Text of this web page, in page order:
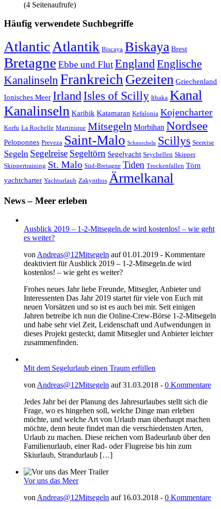
(4 Seitenaufrufe)
Häufig verwendete Suchbegriffe
Atlantic Atlantik Biscaya Biskaya Brest
Bretagne Ebbe und Flut England Englische
Kanalinseln Frankreich Gezeiten Griechenland
Ionisches Meer Irland Isles of Scilly Ithaka Kanal
Kanalinseln Karibik Katamaran Kefalonia Kojencharter
Korfu La Rochelle Martinique Mitsegeln Morbihan Nordsee
Peloponnes Preveza Saint-Malo Schnorcheln Scillys Seereise
Segeln Segelreise Segeltörn Segelyacht Seychellen Skipper
Skippertraining St. Malo Süd-Bretagne Tiden Trockenfallen Törn
yachtcharter Yachturlaub Zakynthos Ärmelkanal
News – Meer erleben
Ausblick 2019 – 1-2-Mitsegeln.de wird kostenlos! – wie geht
es weiter?
von Andreas@12Mitsegeln auf 01.01.2019 - Kommentare
deaktiviert für Ausblick 2019 – 1-2-Mitsegeln.de wird
kostenlos! – wie geht es weiter?
Frohes neues Jahr liebe Freunde, Mitsegler, Anbieter und
Interessenten Das Jahr 2019 startet für viele von Euch mit
neuen Vorsätzen und so ist es auch bei mir. Seit einigen
Jahren betreibe ich nun die Online-Crew-Börse 1-2-Mitsegeln
und habe sehr viel Zeit, Leidenschaft und Aufwendungen in
dieses Projekt gesteckt, damit Mitsegler und Anbieter leichter
zusammenfinden.
Mit dem Segelurlaub einen Traum erfüllen
von Andreas@12Mitsegeln auf 31.03.2018 - 0 Kommentare
Jedes Jahr bei der Planung des Jahresurlaubes stellt sich die
Frage, wo es hingehen soll, welche Dinge man erleben
möchte, und welche Art von Urlaub man überhaupt machen
möchte, denn heute findet man die verschiedensten Arten,
Urlaub zu machen. Diese reichen vom Badeurlaub über den
Familienurlaub, einer Rad- oder Flugreise bis hin zum
Skiurlaub, Strandurlaub […]
Vor uns das Meer
von Andreas@12Mitsegeln auf 16.03.2018 - 0 Kommentare